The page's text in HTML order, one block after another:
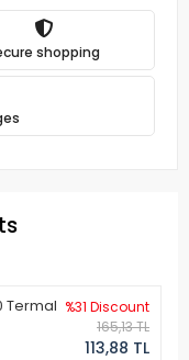
shopping
Termal %31 Discount
165,13 TL
113,88 TL